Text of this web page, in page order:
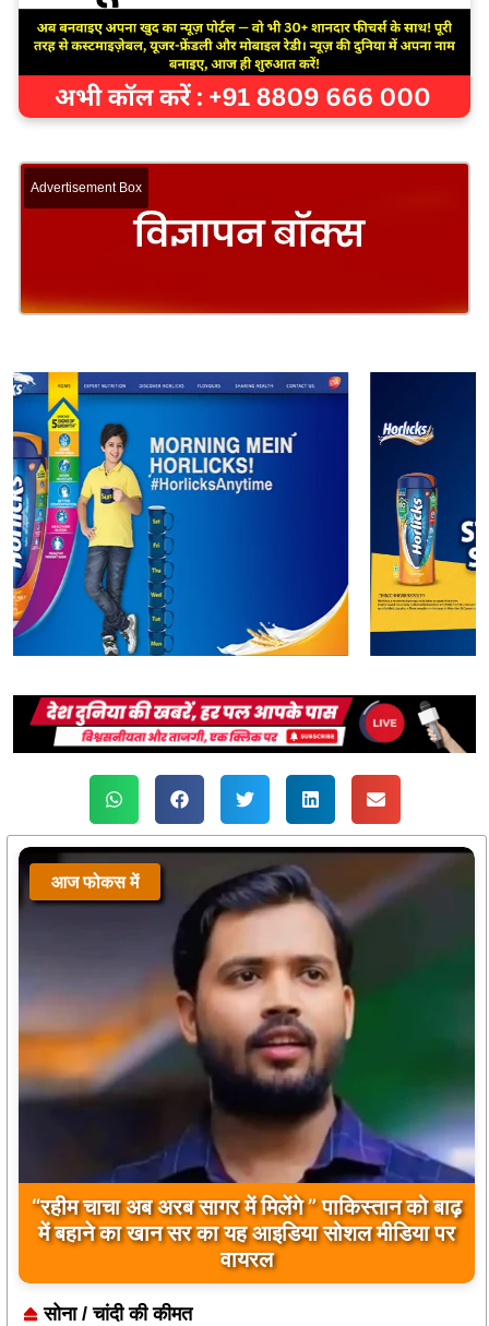
Advertisement Box
आज फोकस में
“रहीम चाचा अब अरब सागर में मिलेंगे ” पाकिस्तान को बाढ़
में बहाने का खान सर का यह आइडिया सोशल मीडिया पर
वायरल
आज फोकस में
बिलावल भुट्टो द्वारा सिंधु नदी और भारत को लेकर दिए गए
बयान पर भारत के केंद्रीय मंत्रियों की कड़ी प्रतिक्रिया
सोना / चांदी की कीमत